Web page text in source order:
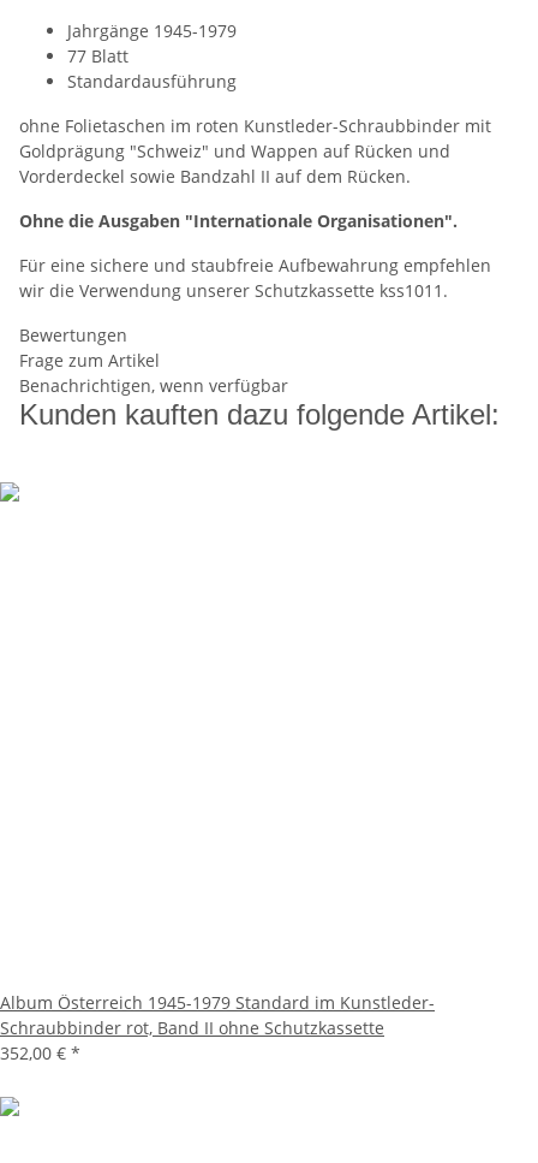
Jahrgänge 1945-1979
77 Blatt
Standardausführung
ohne Folietaschen im roten Kunstleder-Schraubbinder mit
Goldprägung "Schweiz" und Wappen auf Rücken und
Vorderdeckel sowie Bandzahl II auf dem Rücken.
Ohne die Ausgaben "Internationale Organisationen".
Für eine sichere und staubfreie Aufbewahrung empfehlen
wir die Verwendung unserer Schutzkassette kss1011.
Bewertungen
Frage zum Artikel
Benachrichtigen, wenn verfügbar
Kunden kauften dazu folgende Artikel:
Album Österreich 1945-1979 Standard im Kunstleder-
Schraubbinder rot, Band II ohne Schutzkassette
352,00 € *